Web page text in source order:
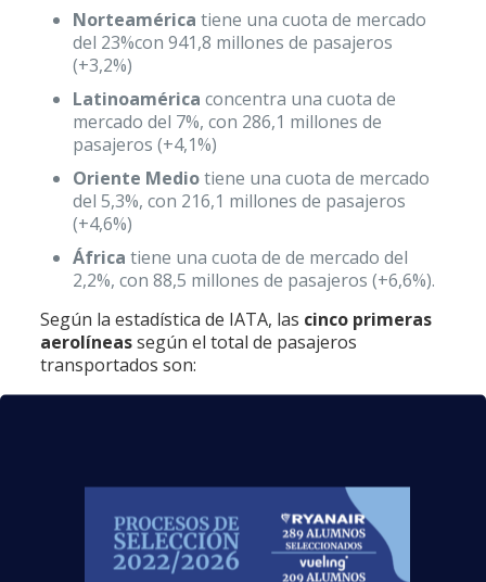
Norteamérica tiene una cuota de mercado
del 23%con 941,8 millones de pasajeros
(+3,2%)
Latinoamérica concentra una cuota de
mercado del 7%, con 286,1 millones de
pasajeros (+4,1%)
Oriente Mediotiene una cuota de mercado
del 5,3%, con 216,1 millones de pasajeros
(+4,6%)
África tiene una cuota de de mercado del
2,2%, con 88,5 millones de pasajeros (+6,6%).
Según la estadística de IATA, las cinco primeras
aerolíneassegún el total de pasajeros
transportados son:
Southwest Airlines (207,7 millones).